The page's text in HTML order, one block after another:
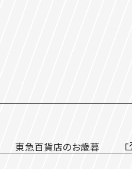
東急百貨店のお歳暮